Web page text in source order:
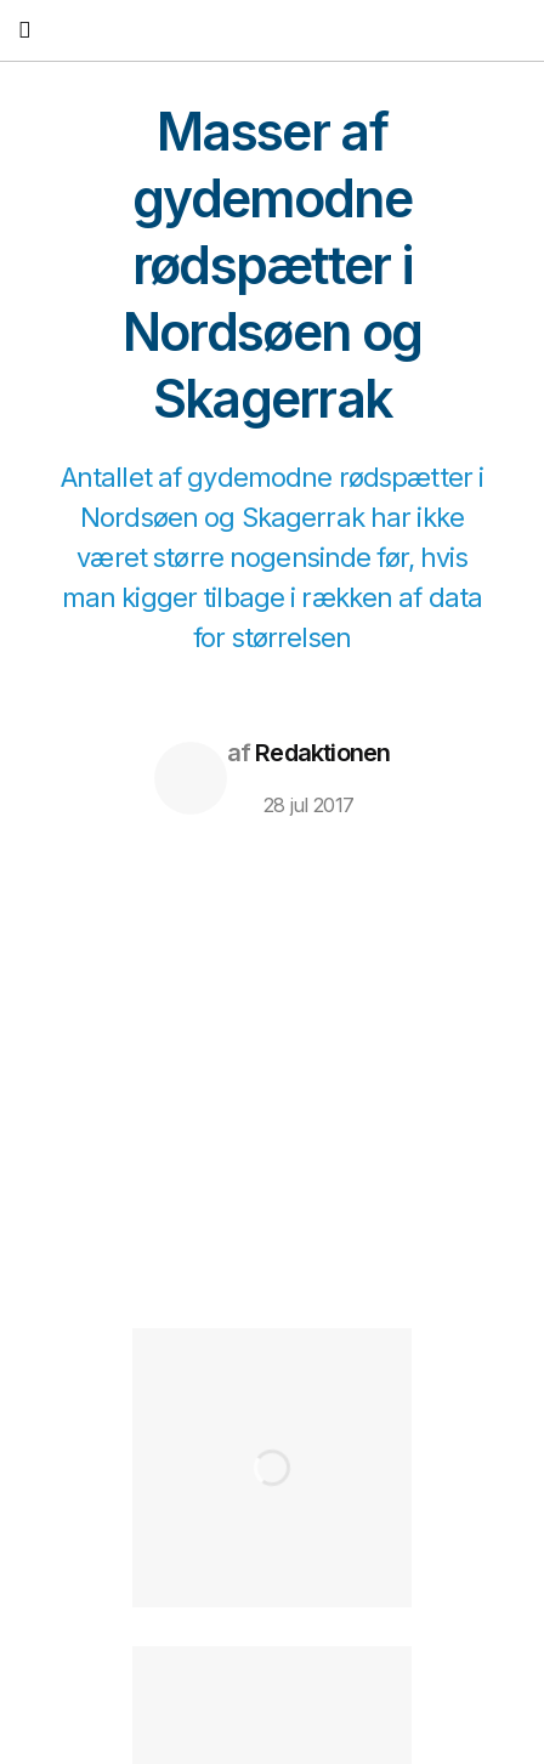
Masser af
gydemodne
rødspætter i
Nordsøen og
Skagerrak
Antallet af gydemodne rødspætter i
Nordsøen og Skagerrak har ikke
været større nogensinde før, hvis
man kigger tilbage i rækken af data
for størrelsen
afRedaktionen
28 jul 2017